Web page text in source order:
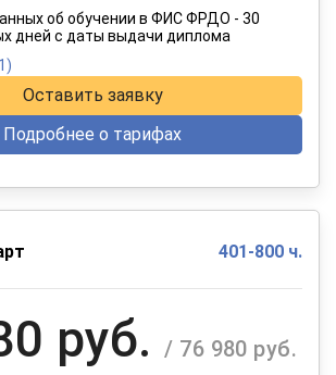
в рассрочку на 12 месяцев
об обучении в ФИС ФРДО - 30
дней с даты выдачи диплома
Оставить заявку
Подробнее о тарифах
401-800 ч.
руб. / 76 980 руб.